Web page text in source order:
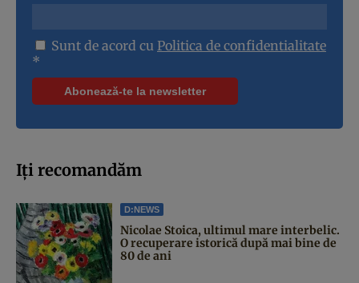
Sunt de acord cu Politica de confidentialitate
*
Iți recomandăm
D:NEWS
Nicolae Stoica, ultimul mare interbelic.
O recuperare istorică după mai bine de
80 de ani